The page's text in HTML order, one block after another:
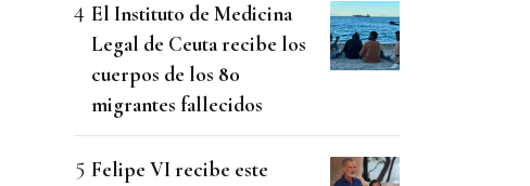
El Instituto de Medicina
Legal de Ceuta recibe los
cuerpos de los 80
migrantes fallecidos
Felipe VI recibe este